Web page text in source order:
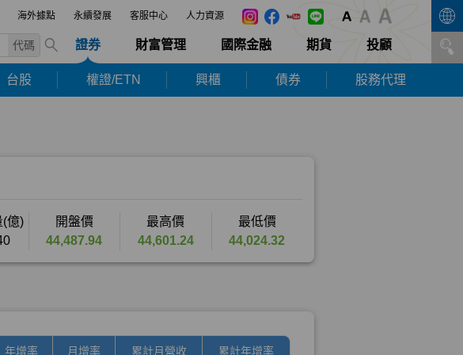
海外據點 永續發展 客服中心 人力資源
代碼 證券 財富管理 國際金融 期貨 投顧
台股 權證/ETN 興櫃 債券 股務代理